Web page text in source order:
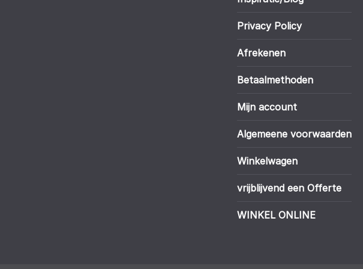
Privacy Policy
Afrekenen
Betaalmethoden
Mijn account
Algemeene voorwaarden
Winkelwagen
vrijblijvend een Offerte
WINKEL ONLINE